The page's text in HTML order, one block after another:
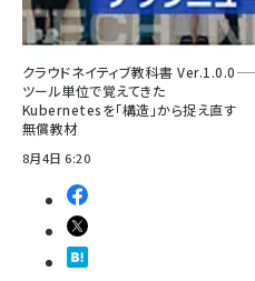
クラウドネイティブ教科書 Ver.1.0.0――
ツール単位で覚えてきた
Kubernetesを「構造」から捉え直す
無償教材
8月4日 6:20